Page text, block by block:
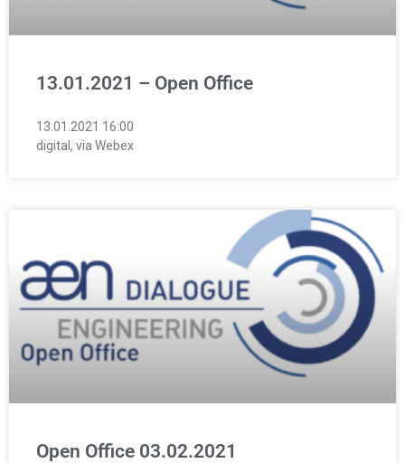
13.01.2021 – Open Office
13.01.2021 16:00
digital, via Webex
Open Office 03.02.2021